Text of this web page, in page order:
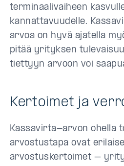
terminaalivaiheen
kannattavuudelle.
arvoa on hyvä ajatella
pitää yrityksen
tiettyyn arvoon voi
Kertoimet ja
Kassavirta-arvon ohella
arvostustapa ovat
arvostuskertoimet –